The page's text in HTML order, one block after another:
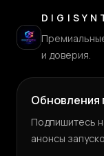
и доверия.
Обновления
Подпишитесь
анонсы